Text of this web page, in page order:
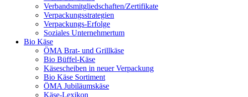
Verbandsmitgliedschaften/Zertifikate
Verpackungsstrategien
Verpackungs-Erfolge
Soziales Unternehmertum
Bio Käse
ÖMA Brat- und Grillkäse
Bio Büffel-Käse
Käsescheiben in neuer Verpackung
Bio Käse Sortiment
ÖMA Jubiläumskäse
Käse-Lexikon